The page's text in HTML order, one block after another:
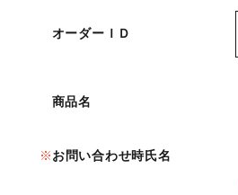
オーダーＩＤ
商品名
お問い合わせ時氏名